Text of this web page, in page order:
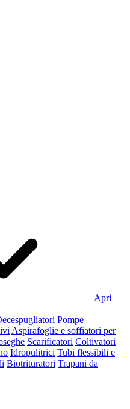
Apri
Pompe
Aspirafoglie e soffiatori per
Scarificatori Coltivatori
Idropulitrici Tubi flessibili e
Biotrituratori Trapani da